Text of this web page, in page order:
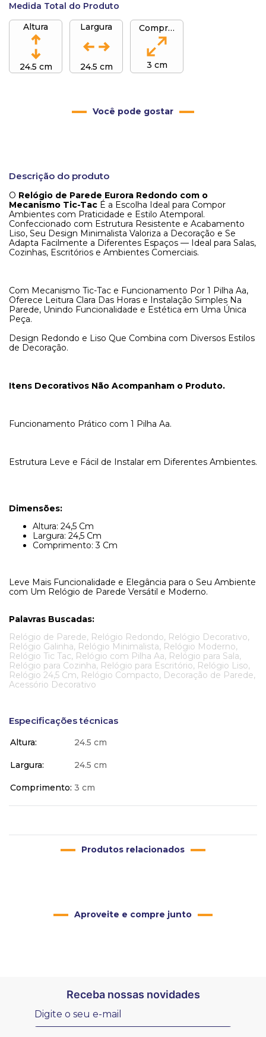
Medida Total do Produto
Altura
24.5 cm
Largura
24.5 cm
Comprimento
3 cm
Você pode gostar
Descrição do produto
O Relógio de Parede Eurora Redondo com o
Mecanismo Tic-Tac É a Escolha Ideal para Compor
Ambientes com Praticidade e Estilo Atemporal.
Confeccionado com Estrutura Resistente e Acabamento
Liso, Seu Design Minimalista Valoriza a Decoração e Se
Adapta Facilmente a Diferentes Espaços — Ideal para Salas,
Cozinhas, Escritórios e Ambientes Comerciais.
Com Mecanismo Tic-Tac e Funcionamento Por 1 Pilha Aa,
Oferece Leitura Clara Das Horas e Instalação Simples Na
Parede, Unindo Funcionalidade e Estética em Uma Única
Peça.
Design Redondo e Liso Que Combina com Diversos Estilos
de Decoração.
Itens Decorativos Não Acompanham o Produto.
Funcionamento Prático com 1 Pilha Aa.
Estrutura Leve e Fácil de Instalar em Diferentes Ambientes.
Dimensões:
Altura: 24,5 Cm
Largura: 24,5 Cm
Comprimento: 3 Cm
Leve Mais Funcionalidade e Elegância para o Seu Ambiente
com Um Relógio de Parede Versátil e Moderno.
Palavras Buscadas:
Relógio de Parede, Relógio Redondo, Relógio Decorativo,
Relógio Galinha, Relógio Minimalista, Relógio Moderno,
Relógio Tic Tac, Relógio com Pilha Aa, Relógio para Sala,
Relógio para Cozinha, Relógio para Escritório, Relógio Liso,
Relógio 24,5 Cm, Relógio Compacto, Decoração de Parede,
Acessório Decorativo
Especificações técnicas
Altura 24.5 cm
Largura 24.5 cm
Comprimento 3 cm
Produtos relacionados
Aproveite e compre junto
Receba nossas novidades